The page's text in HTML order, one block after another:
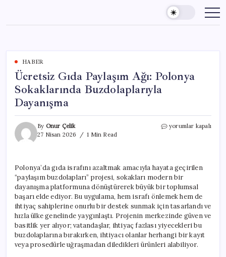
content
HABER
Ücretsiz Gıda Paylaşım Ağı: Polonya
Sokaklarında Buzdolaplarıyla
Dayanışma
By Onur Çelik
27 Nisan 2026
1 Min Read
Ücretsiz
Sokaklarında
Buzdolaplarıyla
Dayanışma
için
yorumlar kapalı
Polonya’da gıda israfını azaltmak amacıyla hayata geçirilen
“paylaşım buzdolapları” projesi, sokakları modern bir
dayanışma platformuna dönüştürerek büyük bir toplumsal
başarı elde ediyor. Bu uygulama, hem israfı önlemek hem de
ihtiyaç sahiplerine onurlu bir destek sunmak için tasarlandı ve
hızla ülke genelinde yaygınlaştı. Projenin merkezinde güven ve
basitlik yer alıyor; vatandaşlar, ihtiyaç fazlası yiyecekleri bu
buzdolaplarına bırakırken, ihtiyacı olanlar herhangi bir kayıt
veya prosedürle uğraşmadan diledikleri ürünleri alabiliyor.